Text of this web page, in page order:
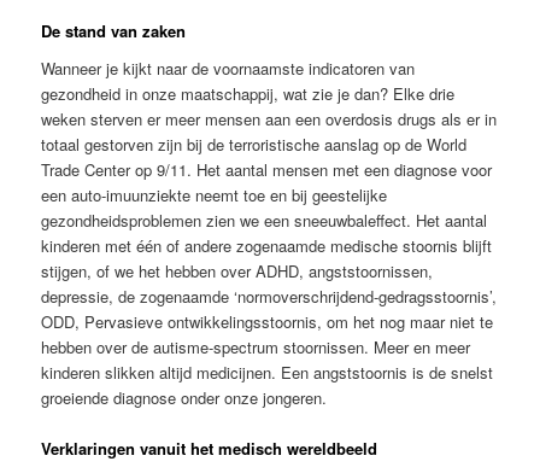
De stand van zaken
Wanneer je kijkt naar de voornaamste indicatoren van
gezondheid in onze maatschappij, wat zie je dan? Elke drie
weken sterven er meer mensen aan een overdosis drugs als er in
totaal gestorven zijn bij de terroristische aanslag op de World
Trade Center op 9/11. Het aantal mensen met een diagnose voor
een auto-imuunziekte neemt toe en bij geestelijke
gezondheidsproblemen zien we een sneeuwbaleffect. Het aantal
kinderen met één of andere zogenaamde medische stoornis blijft
stijgen, of we het hebben over ADHD, angststoornissen,
depressie, de zogenaamde ‘nor­mo­ver­schrij­dend-gedragsstoornis’,
ODD, Pervasieve ontwikkelingsstoornis, om het nog maar niet te
hebben over de autisme-spectrum stoornissen. Meer en meer
kinderen slikken altijd medicijnen. Een angststoornis is de snelst
groeiende diagnose onder onze jongeren.
Verklaringen vanuit het medisch wereldbeeld